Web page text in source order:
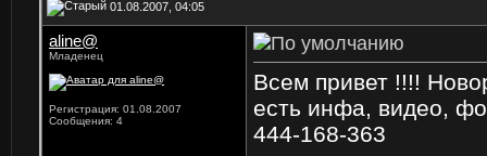
01.08.2007, 04:05
aline@
Младенец
Регистрация: 01.08.2007
Сообщения: 4
Всем привет !!!!
есть инфа, видео,
444-168-363